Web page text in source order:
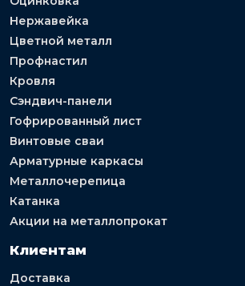
Нержавейка
Цветной металл
Профнастил
Кровля
Сэндвич-панели
Гофрированный лист
Винтовые сваи
Арматурные каркасы
Металлочерепица
Катанка
Акции на металлопрокат
Клиентам
Доставка